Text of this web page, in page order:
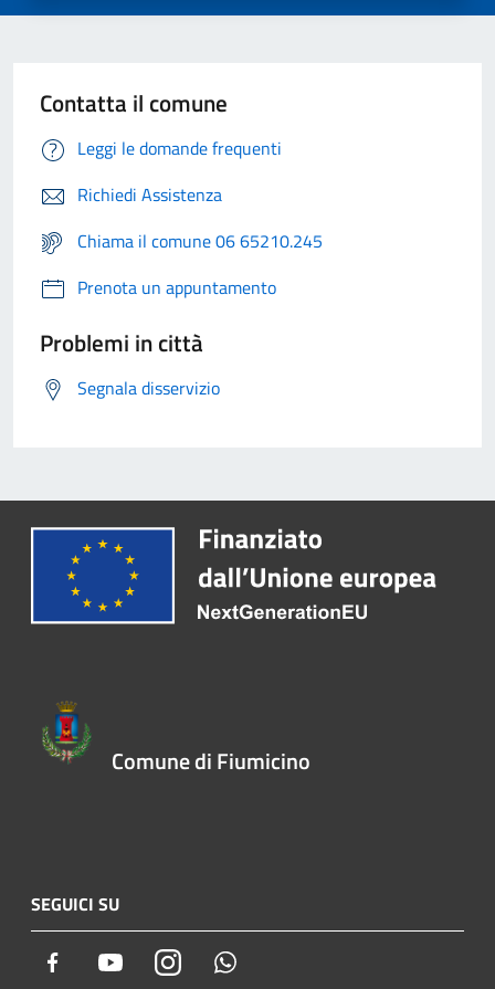
Contatta il comune
Leggi le domande frequenti
Richiedi Assistenza
Chiama il comune 06 65210.245
Prenota un appuntamento
Problemi in città
Segnala disservizio
Comune di Fiumicino
SEGUICI SU
Facebook YoutubeInstagram